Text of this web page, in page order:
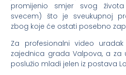
promijenio smjer svog
svecem) što je sveukupnoj
zbog koje će ostati posebno
Za profesionalni video
zajednica grada Valpova, a za
poslužio mladi jelen iz postava